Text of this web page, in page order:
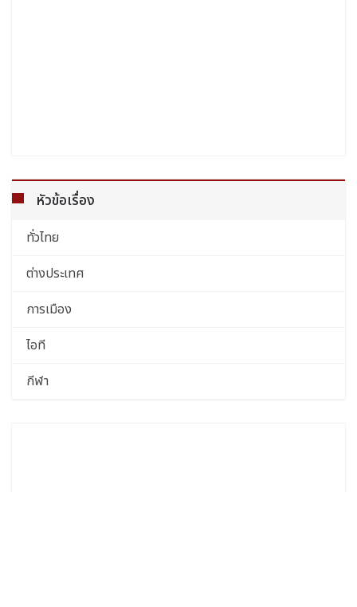
หัวข้อเรื่อง
ทั่วไทย
ต่างประเทศ
การเมือง
ไอที
กีฬา